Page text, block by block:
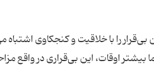
را با خلاقیت و کنجکاوی
بیشتر اوقات، این بی‌قراری در واقع